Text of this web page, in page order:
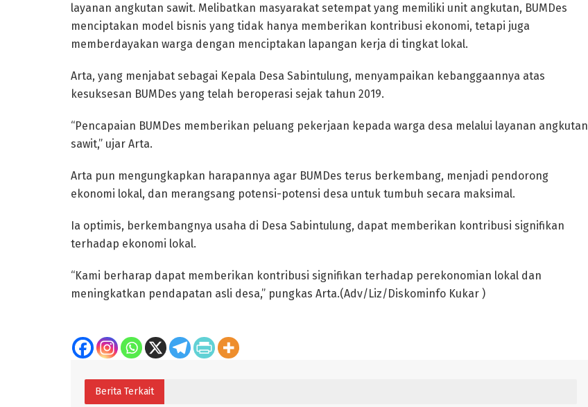
layanan angkutan sawit. Melibatkan masyarakat setempat yang memiliki unit angkutan, BUMDes
menciptakan model bisnis yang tidak hanya memberikan kontribusi ekonomi, tetapi juga
memberdayakan warga dengan menciptakan lapangan kerja di tingkat lokal.
Arta, yang menjabat sebagai Kepala Desa Sabintulung, menyampaikan kebanggaannya atas
kesuksesan BUMDes yang telah beroperasi sejak tahun 2019.
“Pencapaian BUMDes memberikan peluang pekerjaan kepada warga desa melalui layanan angkutan
sawit,” ujar Arta.
Arta pun mengungkapkan harapannya agar BUMDes terus berkembang, menjadi pendorong
ekonomi lokal, dan merangsang potensi-potensi desa untuk tumbuh secara maksimal.
Ia optimis, berkembangnya usaha di Desa Sabintulung, dapat memberikan kontribusi signifikan
terhadap ekonomi lokal.
“Kami berharap dapat memberikan kontribusi signifikan terhadap perekonomian lokal dan
meningkatkan pendapatan asli desa,” pungkas Arta.(Adv/Liz/Diskominfo Kukar )
Berita Terkait